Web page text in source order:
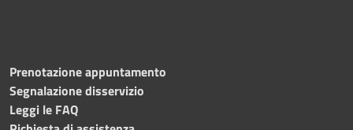
Prenotazione appuntamento
Segnalazione disservizio
Leggi le FAQ